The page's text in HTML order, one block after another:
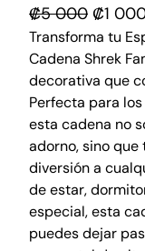
₡5 000 E
l
p
r
e
c
i
o
o
r
₡1
Transforma tu
Cadena Shrek
decorativa que
Perfecta para
esta cadena no
adorno, sino
diversión a
de estar,
especial, esta
puedes dejar